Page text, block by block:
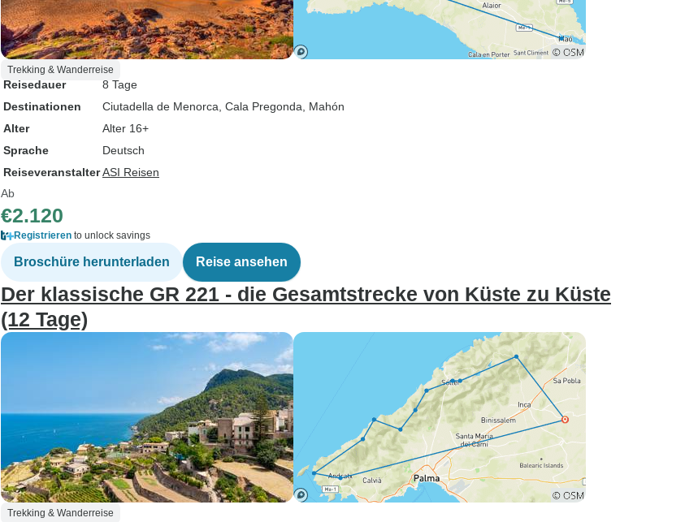
Trekking & Wanderreise
Reisedauer
8 Tage
Destinationen
Ciutadella de Menorca , Cala Pregonda , Mahón
Alter
Alter 16+
Sprache
Deutsch
ReiseveranstalterASI Reisen
Ab
€2.120
Registrieren to unlock savings
Broschüre herunterladen Reise ansehen
Der klassische GR 221 - die Gesamtstrecke von Küste zu Küste
(12 Tage)
Trekking & Wanderreise